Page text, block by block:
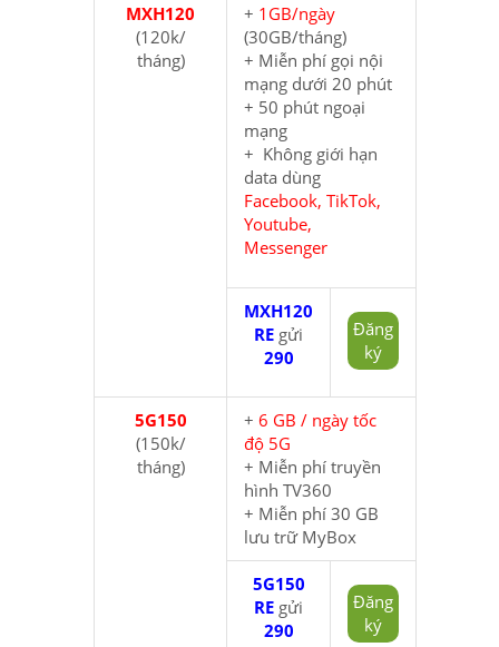
MXH120
(120k/
tháng)
+ 1GB/ngày
(30GB/tháng)
+ Miễn phí gọi nội
mạng dưới 20 phút
+ 50 phút ngoại
mạng
+ Không giới hạn
data dùng
Facebook, TikTok,
Youtube,
Messenger
MXH120
RE gửi
290
Đăng
ký
5G150
(150k/
tháng)
+ 6 GB / ngày tốc
độ 5G
+ Miễn phí truyền
hình TV360
+ Miễn phí 30 GB
lưu trữ MyBox
5G150
RE gửi
290
Đăng
ký